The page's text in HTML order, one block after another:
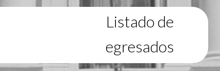
Listado de
egresados